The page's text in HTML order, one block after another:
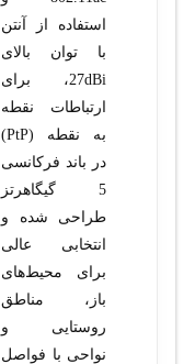
استفاده از آنتن
با توان بالای
27dBi، برای
ارتباطات نقطه
به نقطه (PtP)
در باند فرکانسی
5 گیگاهرتز
طراحی شده و
انتخابی عالی
برای محیط‌های
باز، مناطق
روستایی و
نواحی با فواصل